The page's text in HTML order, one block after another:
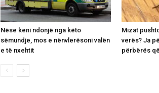
Nëse keni ndonjë nga këto
sëmundje, mos e nënvlerësoni valën
e të nxehtit
Mizat
verës? Ja
përbërës